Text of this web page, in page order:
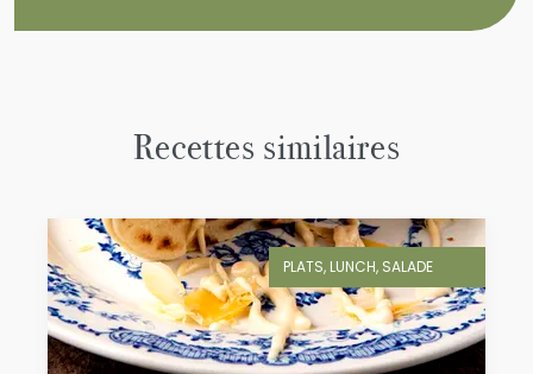
Recettes similaires
PLATS, LUNCH, SALADE